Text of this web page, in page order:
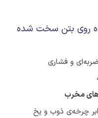
روی بتن سخت شده
و فشاری
مخرب
چرخه‌ی ذوب و یخ